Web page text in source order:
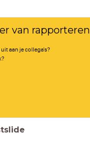
van rapporteren
aan je collega's?